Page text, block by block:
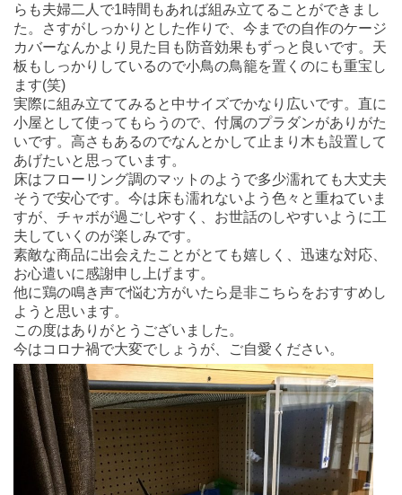
らも夫婦二人で1時間もあれば組み立てることができまし
た。さすがしっかりとした作りで、今までの自作のケージ
カバーなんかより見た目も防音効果もずっと良いです。天
板もしっかりしているので小鳥の鳥籠を置くのにも重宝し
ます(笑)
実際に組み立ててみると中サイズでかなり広いです。直に
小屋として使ってもらうので、付属のプラダンがありがた
いです。高さもあるのでなんとかして止まり木も設置して
あげたいと思っています。
床はフローリング調のマットのようで多少濡れても大丈夫
そうで安心です。今は床も濡れないよう色々と重ねていま
すが、チャボが過ごしやすく、お世話のしやすいように工
夫していくのが楽しみです。
素敵な商品に出会えたことがとても嬉しく、迅速な対応、
お心遣いに感謝申し上げます。
他に鶏の鳴き声で悩む方がいたら是非こちらをおすすめし
ようと思います。
この度はありがとうございました。
今はコロナ禍で大変でしょうが、ご自愛ください。